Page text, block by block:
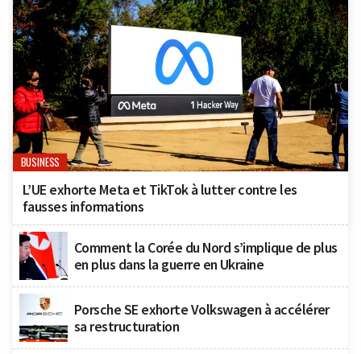
BUSINESS
L’UE exhorte Meta et TikTok à lutter contre les
fausses informations
Comment la Corée du Nord s’implique de plus
en plus dans la guerre en Ukraine
Porsche SE exhorte Volkswagen à accélérer
sa restructuration